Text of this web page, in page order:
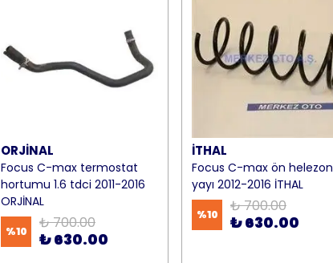
ORJİNAL
Focus C-max termostat
hortumu 1.6 tdci 2011-2016
ORJİNAL
%10 ₺ 700.00
₺ 630.00
İTHAL
Focus C-max ön helezon
yayı 2012-2016 İTHAL
%10 ₺ 700.00
₺ 630.00